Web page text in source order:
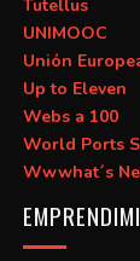
Tutellus
UNIMOOC
Unión
Up to Eleven
Webs a 100
World Ports
Wwwhat´s